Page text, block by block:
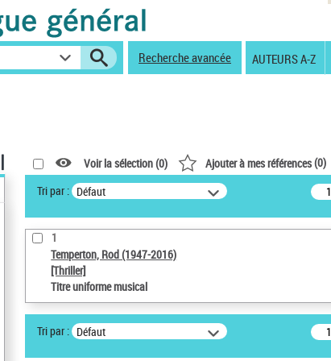
Recherche avancée AUTEURS A-Z
Voir la sélection (0) Ajouter à mes références(0)
Tri par : Défaut
1
Temperton, Rod (1947-2016)
[Thriller]
Titre uniforme musical
Tri par : Défaut